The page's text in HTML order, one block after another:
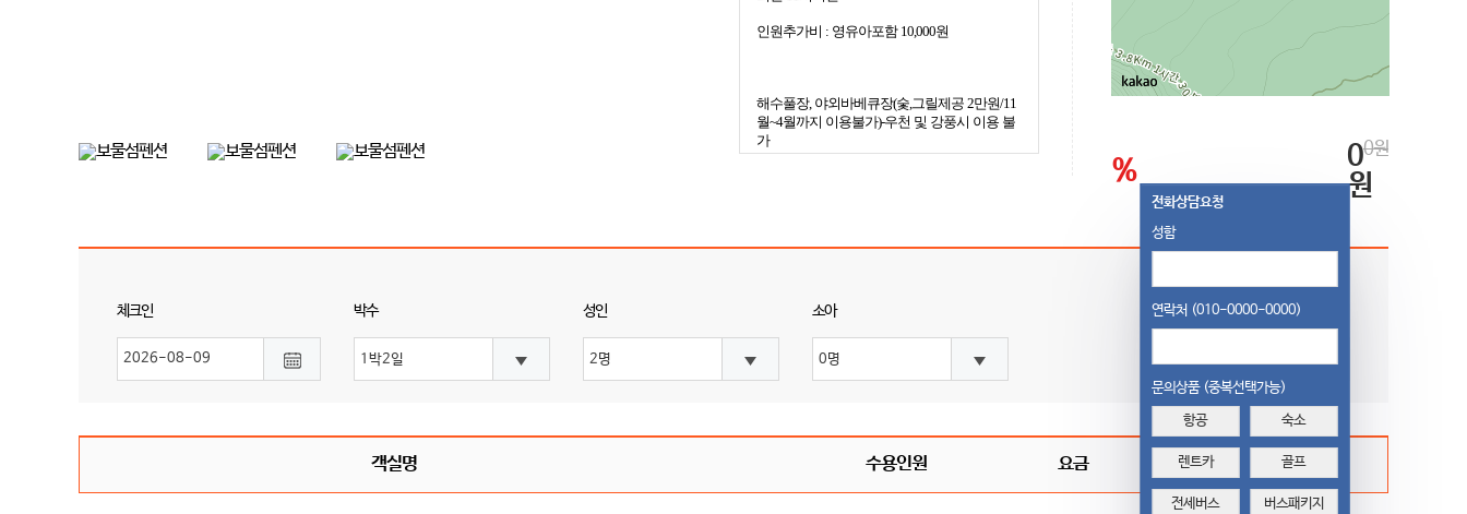
전화상담요청
성함
연락처 (010-0000-0000)
문의상품 (중복선택가능)
항공 숙소
렌트카 골프
전세버스 버스패키지
인원추가비 : 영유아포함 10,000원
해수풀장, 야외바베큐장(숯,그릴제공 2만원/11
월~4월까지 이용불가)-우천 및 강풍시 이용 불
가
%
0원
0
원
체크인 박수 성인 소아
객실명 수용인원 요금